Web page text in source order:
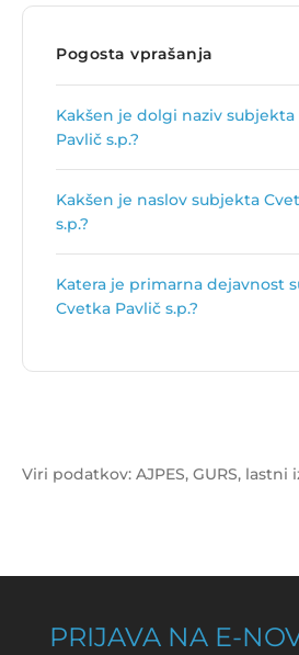
Pogosta vprašanja
Kakšen je dolgi naziv subjekta
Pavlič s.p.?
jezika, Cvetka Pavlič s.p..
Kakšen je naslov subjekta
s.p.?
Ljubljana .
Katera je primarna dejavnost
Cvetka Pavlič s.p.?
Prevajanje in tolmačenje.
Viri podatkov: AJPES, GURS, lastni
PRIJAVA NA E-